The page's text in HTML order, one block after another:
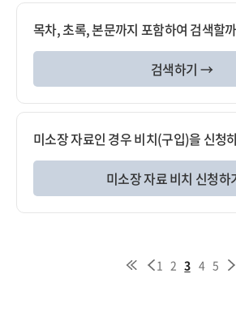
목차, 초록, 본문까지 포함하여 검색할
검색하기 →
미소장 자료인 경우 비치(구입)을 신청
미소장 자료 비치 신청
1 2 3 4 5